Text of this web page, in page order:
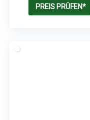
und stabilem Draht |
PREIS PRÜFEN*